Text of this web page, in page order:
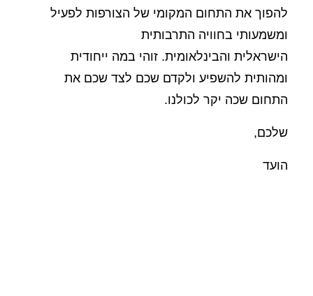
להפוך את התחום המקומי של הצורפות לפעיל
ומשמעותי בחוויה התרבותית
הישראלית והבינלאומית. זוהי במה ייחודית
ומהותית להשפיע ולקדם שכם לצד שכם את
התחום שכה יקר לכולנו.
שלכם,
הועד